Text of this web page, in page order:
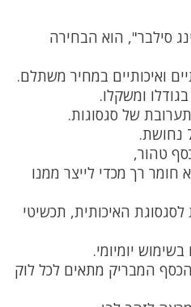
סילבר", הוא הבחירה
ואיכותיים במחיר משתלם.
ומשקלו.
טהור,
שכסף טהור 100% הוא חומר רך מכדי לייצר ממנו
לסגסוגת האיכותית, תכשיטי
הכסף המבריק מתאים לכל לוק